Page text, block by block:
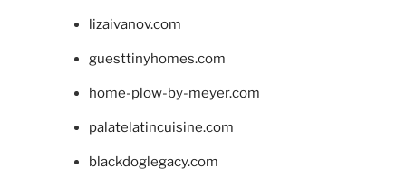
lizaivanov.com
guesttinyhomes.com
home-plow-by-meyer.com
palatelatincuisine.com
blackdoglegacy.com